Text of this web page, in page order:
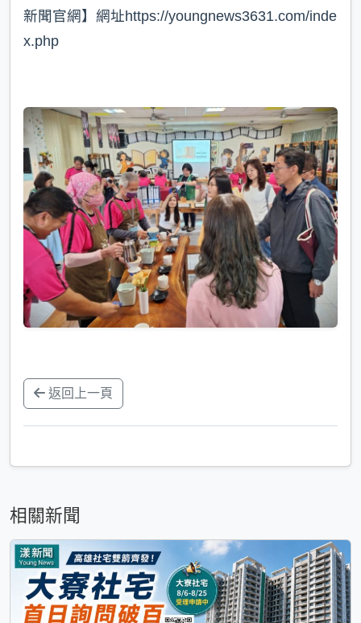
新聞官網】網址https://youngnews3631.com/inde
x.php
返回上一頁
相關新聞